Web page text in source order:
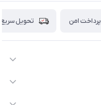
پرداخت امن تحویل سریع